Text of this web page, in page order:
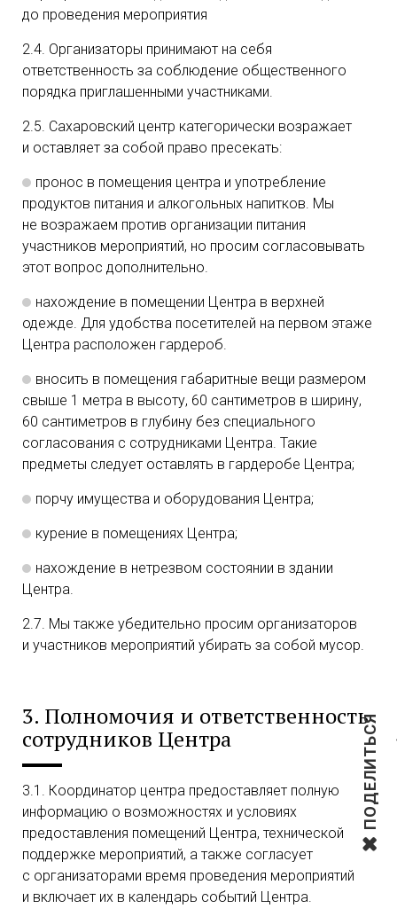
ПОДЕЛИТЬСЯ
до проведения мероприятия
2.4. Организаторы принимают на себя
ответственность за соблюдение общественного
порядка приглашенными участниками.
2.5. Сахаровский центр категорически возражает
и оставляет за собой право пресекать:
пронос в помещения центра и употребление
продуктов питания и алкогольных напитков. Мы
не возражаем против организации питания
участников мероприятий, но просим согласовывать
этот вопрос дополнительно.
нахождение в помещении Центра в верхней
одежде. Для удобства посетителей на первом этаже
Центра расположен гардероб.
вносить в помещения габаритные вещи размером
свыше 1 метра в высоту, 60 сантиметров в ширину,
60 сантиметров в глубину без специального
согласования с сотрудниками Центра. Такие
предметы следует оставлять в гардеробе Центра;
порчу имущества и оборудования Центра;
курение в помещениях Центра;
нахождение в нетрезвом состоянии в здании
Центра.
2.7. Мы также убедительно просим организаторов
и участников мероприятий убирать за собой мусор.
3. Полномочия и ответственность
сотрудников Центра
3.1. Координатор центра предоставляет полную
информацию о возможностях и условиях
предоставления помещений Центра, технической
поддержке мероприятий, а также согласует
с организаторами время проведения мероприятий
и включает их в календарь событий Центра.